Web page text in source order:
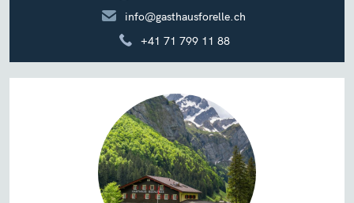
info@gasthausforelle.ch
+41 71 799 11 88